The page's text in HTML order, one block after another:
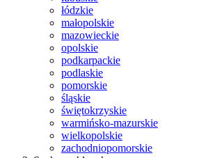
łódzkie
małopolskie
mazowieckie
opolskie
podkarpackie
podlaskie
pomorskie
śląskie
świętokrzyskie
warmińsko-mazurskie
wielkopolskie
zachodniopomorskie